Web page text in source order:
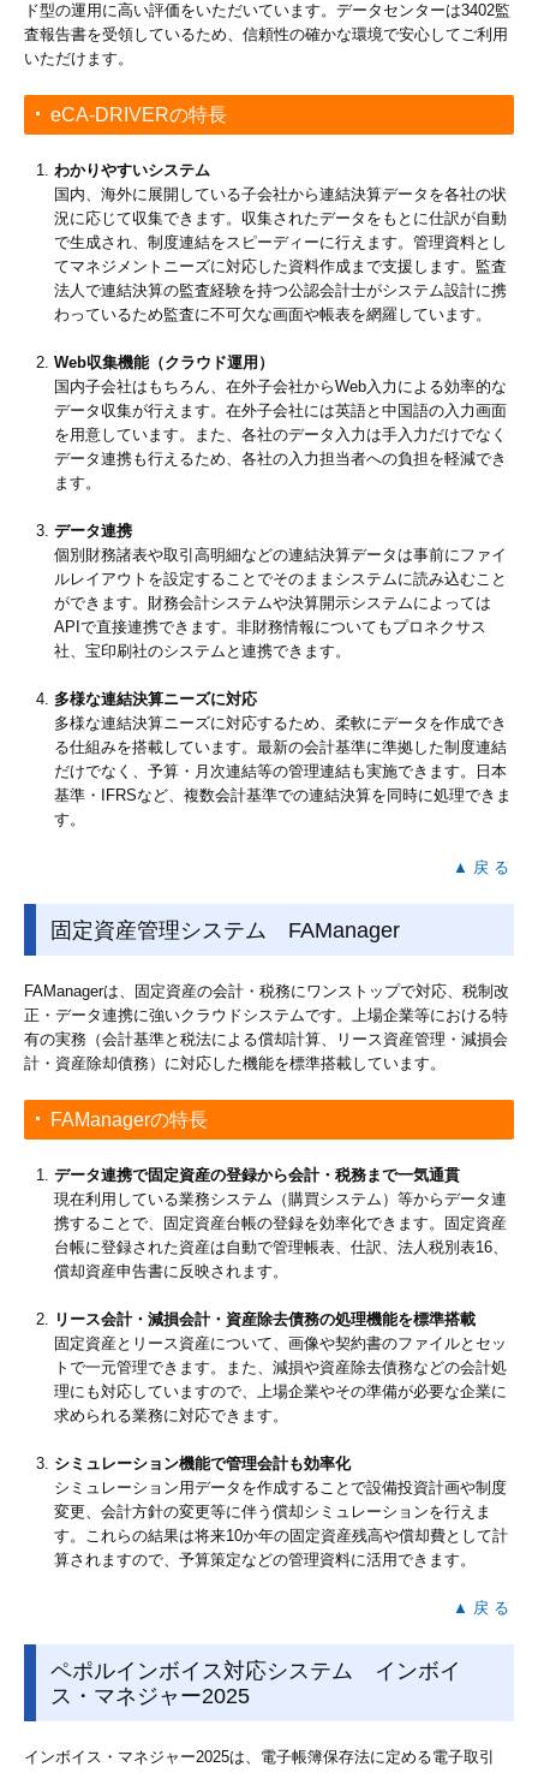
ド型の運用に高い評価をいただいています。データセンターは3402監
査報告書を受領しているため、信頼性の確かな環境で安心してご利用
いただけます。
eCA-DRIVERの特長
わかりやすいシステム
国内、海外に展開している子会社から連結決算データを各社の状
況に応じて収集できます。収集されたデータをもとに仕訳が自動
で生成され、制度連結をスピーディーに行えます。管理資料とし
てマネジメントニーズに対応した資料作成まで支援します。監査
法人で連結決算の監査経験を持つ公認会計士がシステム設計に携
わっているため監査に不可欠な画面や帳表を網羅しています。
Web収集機能（クラウド運用）
国内子会社はもちろん、在外子会社からWeb入力による効率的な
データ収集が行えます。在外子会社には英語と中国語の入力画面
を用意しています。また、各社のデータ入力は手入力だけでなく
データ連携も行えるため、各社の入力担当者への負担を軽減でき
ます。
データ連携
個別財務諸表や取引高明細などの連結決算データは事前にファイ
ルレイアウトを設定することでそのままシステムに読み込むこと
ができます。財務会計システムや決算開示システムによっては
APIで直接連携できます。非財務情報についてもプロネクサス
社、宝印刷社のシステムと連携できます。
多様な連結決算ニーズに対応
多様な連結決算ニーズに対応するため、柔軟にデータを作成でき
る仕組みを搭載しています。最新の会計基準に準拠した制度連結
だけでなく、予算・月次連結等の管理連結も実施できます。日本
基準・IFRSなど、複数会計基準での連結決算を同時に処理できま
す。
▲ 戻 る
固定資産管理システム FAManager
FAManagerは、固定資産の会計・税務にワンストップで対応、税制改
正・データ連携に強いクラウドシステムです。上場企業等における特
有の実務（会計基準と税法による償却計算、リース資産管理・減損会
計・資産除却債務）に対応した機能を標準搭載しています。
FAManagerの特長
データ連携で固定資産の登録から会計・税務まで一気通貫
現在利用している業務システム（購買システム）等からデータ連
携することで、固定資産台帳の登録を効率化できます。固定資産
台帳に登録された資産は自動で管理帳表、仕訳、法人税別表16、
償却資産申告書に反映されます。
リース会計・減損会計・資産除去債務の処理機能を標準搭載
固定資産とリース資産について、画像や契約書のファイルとセッ
トで一元管理できます。また、減損や資産除去債務などの会計処
理にも対応していますので、上場企業やその準備が必要な企業に
求められる業務に対応できます。
シミュレーション機能で管理会計も効率化
シミュレーション用データを作成することで設備投資計画や制度
変更、会計方針の変更等に伴う償却シミュレーションを行えま
す。これらの結果は将来10か年の固定資産残高や償却費として計
算されますので、予算策定などの管理資料に活用できます。
▲ 戻 る
ペポルインボイス対応システム インボイ
ス・マネジャー2025
インボイス・マネジャー2025は、電子帳簿保存法に定める電子取引